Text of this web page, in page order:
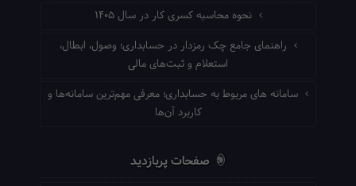
نحوه محاسبه کسری کار در سال ۱۴۰۵
راهنمای جامع چک رمزدار در حسابداری؛ وصول، ابطال،
استعلام و ثبت‌های مالی
سامانه های مربوط به حسابداری؛ معرفی مهم‌ترین سامانه‌ها و
کاربرد آن‌ها
صفحات پربازدید